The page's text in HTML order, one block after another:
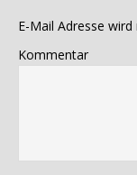
E-Mail Adresse
Kommentar